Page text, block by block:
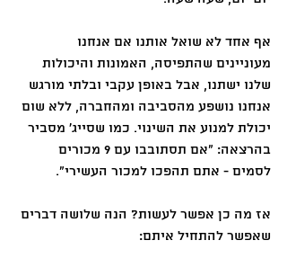
אף אחד לא שואל אותנו אם אנחנו
מעוניינים שהתפיסה, האמונות והיכולות
שלנו ישתנו, אבל באופן עקבי ובלתי מורגש
אנחנו נושפע מהסביבה ומהחברה, ללא שום
יכולת למנוע את השינוי. כמו שסייג׳ מסביר
בהרצאה: ״אם תסתובבו עם 9 מכורים
לסמים - אתם תהפכו למכור העשירי״.
אז מה כן אפשר לעשות? הנה שלושה דברים
שאפשר להתחיל איתם: